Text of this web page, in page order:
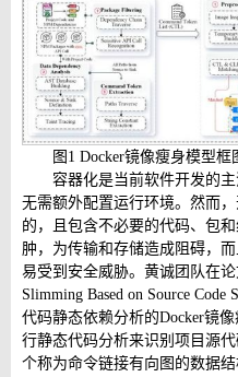
图 1 Docker镜像瘦身模型框
容器化是当前软件开发的
无需额外配置运行环境。然而
的，且包含不必要的代码、包
肿，为传输和存储造成阻碍，
易受到安全威胁。黄诚团队在论
Slimming Based on Source Code
代码静态依赖分析的Docker镜像
行静态代码分析来识别项目源
个称为命令链接有向图的数据